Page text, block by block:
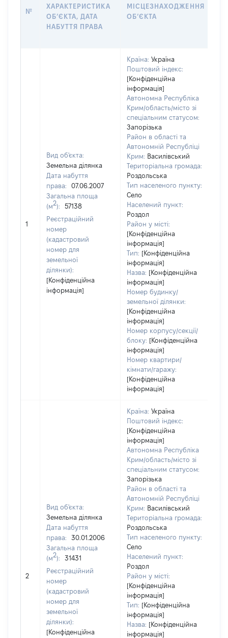
№
ХАРАКТЕРИСТИКА
ОБʼЄКТА, ДАТА
НАБУТТЯ ПРАВА
МІСЦЕЗНАХОДЖЕННЯ
ОБʼЄКТА
1
Вид об'єкта:
Земельна ділянка
Дата набуття
права:
07.06.2007
Загальна площа
(м2):
57138
Реєстраційний
номер
(кадастровий
номер для
земельної
ділянки):
[Конфіденційна
інформація]
Країна: Україна
Поштовий індекс:
[Конфіденційна
інформація]
Автономна Республіка
Крим/область/місто зі
спеціальним статусом:
Запорізька
Район в області та
Автономній Республіці
Крим: Василівський
Територіальна громада:
Роздольська
Тип населеного пункту:
Село
Населений пункт:
Роздол
Район у місті:
[Конфіденційна
інформація]
Тип: [Конфіденційна
інформація]
Назва: [Конфіденційна
інформація]
Номер будинку/
земельної ділянки:
[Конфіденційна
інформація]
Номер корпусу/секції/
блоку: [Конфіденційна
інформація]
Номер квартири/
кімнати/гаражу:
[Конфіденційна
інформація]
2
Вид об'єкта:
Земельна ділянка
Дата набуття
права:
30.01.2006
Загальна площа
(м2):
31431
Реєстраційний
номер
(кадастровий
номер для
земельної
ділянки):
[Конфіденційна
Країна: Україна
Поштовий індекс:
[Конфіденційна
інформація]
Автономна Республіка
Крим/область/місто зі
спеціальним статусом:
Запорізька
Район в області та
Автономній Республіці
Крим: Василівський
Територіальна громада:
Роздольська
Тип населеного пункту:
Село
Населений пункт:
Роздол
Район у місті:
[Конфіденційна
інформація]
Тип: [Конфіденційна
інформація]
Назва: [Конфіденційна
інформація]